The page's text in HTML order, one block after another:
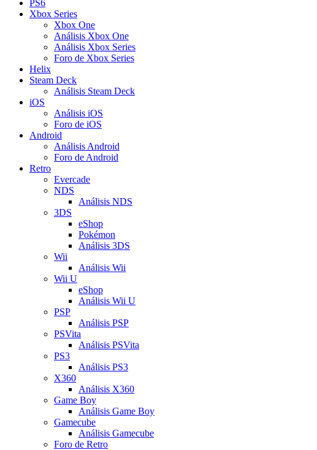
PS6
Xbox Series
Xbox One
Análisis Xbox One
Análisis Xbox Series
Foro de Xbox Series
Helix
Steam Deck
Análisis Steam Deck
iOS
Análisis iOS
Foro de iOS
Android
Análisis Android
Foro de Android
Retro
Evercade
NDS
Análisis NDS
3DS
eShop
Pokémon
Análisis 3DS
Wii
Análisis Wii
Wii U
eShop
Análisis Wii U
PSP
Análisis PSP
PSVita
Análisis PSVita
PS3
Análisis PS3
X360
Análisis X360
Game Boy
Análisis Game Boy
Gamecube
Análisis Gamecube
Foro de Retro